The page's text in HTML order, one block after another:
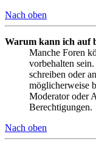
Nach oben
Warum kann ich auf
Manche Foren
vorbehalten
schreiben oder
möglicherweise
Moderator oder
Berechtigungen.
Nach oben